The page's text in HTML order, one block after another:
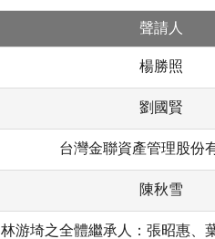
聲請人
楊勝照
劉國賢
台灣金聯資產管理股份
陳秋雪
林游埼之全體繼承人：張昭惠、